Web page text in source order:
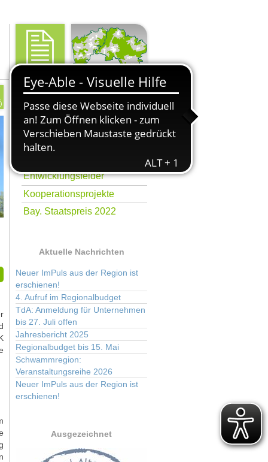
Entwicklungsforum
Gemeinsam sind wir stark
Entwicklungsfelder
Kooperationsprojekte
Bay. Staatspreis 2022
Aktuelle Nachrichten
Neuer ImPuls aus der Region ist
erschienen!
4. Aufruf im Regionalbudget
TdA: Anmeldung für Unternehmen
bis 27. Juli offen
Jahresbericht 2025
Regionalbudget bis 15. Mai
Schwammregion:
Veranstaltungsreihe 2026
Neuer ImPuls aus der Region ist
erschienen!
Ausgezeichnet